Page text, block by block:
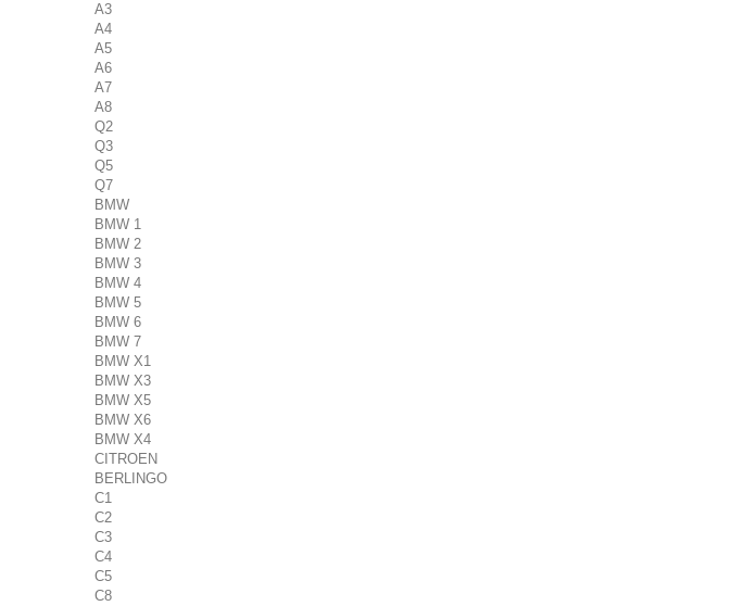
A3
A4
A5
A6
A7
A8
Q2
Q3
Q5
Q7
BMW
BMW 1
BMW 2
BMW 3
BMW 4
BMW 5
BMW 6
BMW 7
BMW X1
BMW X3
BMW X5
BMW X6
BMW X4
CITROEN
BERLINGO
C1
C2
C3
C4
C5
C8